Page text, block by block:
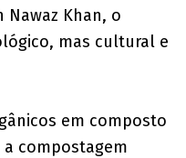
Nawaz Khan, o
mas cultural e
em composto
compostagem